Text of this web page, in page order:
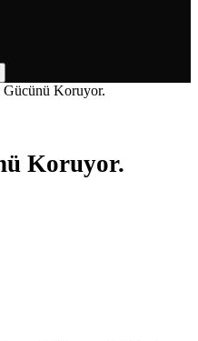
Gücünü Koruyor.
Koruyor.